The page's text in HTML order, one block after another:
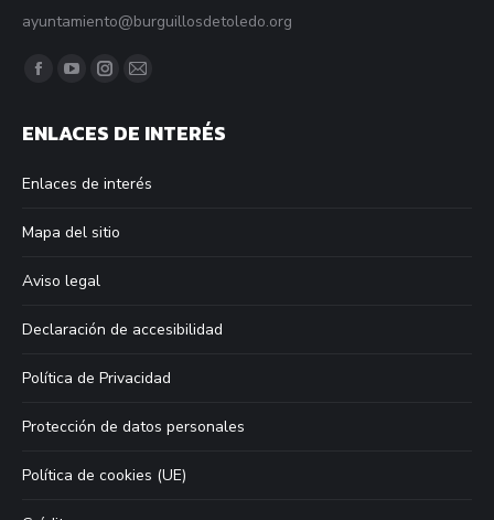
ayuntamiento@burguillosdetoledo.org
Find us on:
Facebook
opens
new
window
YouTube
opens
new
window
Instagram
opens
new
window
Mail
opens
new
ENLACES DE INTERÉS
Enlaces de interés
Mapa del sitio
Aviso legal
Declaración de accesibilidad
Política de Privacidad
Protección de datos personales
Política de cookies (UE)